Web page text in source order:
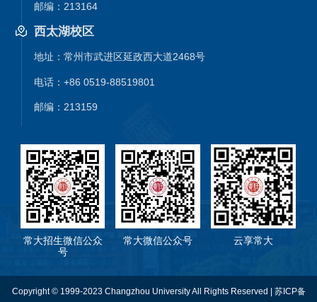
邮编：213164
西太湖校区
地址：常州市武进区延政西大道2468号
电话：+86 0519-88519801
邮编：213159
常大招生微信公众
号
常大微信公众号 云享常大
Copyright © 1999-2023 Changzhou University All Rights Reserved | 苏ICP备